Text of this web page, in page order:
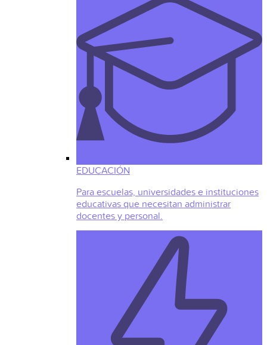
EDUCACIÓN
Para escuelas, universidades e instituciones
educativas que necesitan administrar
docentes y personal.